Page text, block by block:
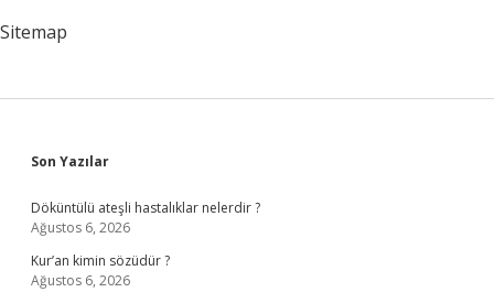
Sitemap
Sidebar
Son Yazılar
Döküntülü ateşli hastalıklar nelerdir ?
Ağustos 6, 2026
Kur’an kimin sözüdür ?
Ağustos 6, 2026